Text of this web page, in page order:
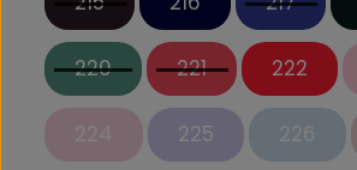
220 221 222
224 225 226